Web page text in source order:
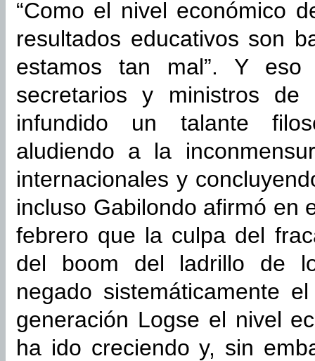
“Como el nivel económico
resultados educativos son
estamos tan mal”. Y
secretarios y ministros de
infundido un talante
aludiendo a la
internacionales y
incluso Gabilondo afirmó en
febrero que la culpa del
del boom del ladrillo de
negado sistemáticamente
generación Logse el nivel
ha ido creciendo y, sin